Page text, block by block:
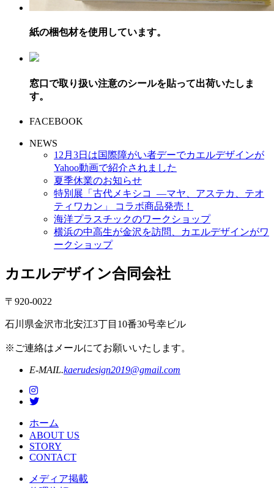
紙の梱包材を使用しています。
窓口で取り扱い注意のシールを貼って出荷いたしま
す。
FACEBOOK
NEWS
12月3日は国際障がい者デーでカエルデザインが
Yahoo動画で紹介されました
夏季休業のお知らせ
特別展「古代メキシコ ―マヤ、アステカ、テオ
ティワカン」 コラボ商品発売！
海洋プラスチックのワークショップ
横浜の中高生が金沢を訪問、カエルデザインがワ
ークショップ
カエルデザイン合同会社
〒920-0022
石川県金沢市北安江3丁目10番30号幸ビル
※ご連絡はメールにてお願いいたします。
E-MAIL.kaerudesign2019@gmail.com
ホーム
ABOUT US
STORY
CONTACT
メディア掲載